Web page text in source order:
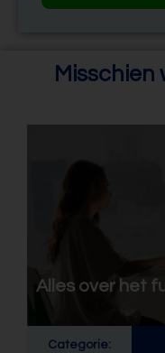
Misschien
Alles over het
Categorie: